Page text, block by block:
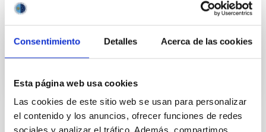
Consentimiento Detalles Acerca de las cookies
Esta página web usa cookies
Las cookies de este sitio web se usan para personalizar
el contenido y los anuncios, ofrecer funciones de redes
la colaboración con la enseñanza universitaria
Última modificación 18/03/2026
TIPO DE NOTICIA